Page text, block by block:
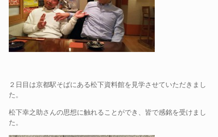
２日目は京都駅そばにある松下資料館を見学させていただきまし
た。
松下幸之助さんの思想に触れることができ、皆で感銘を受けまし
た。